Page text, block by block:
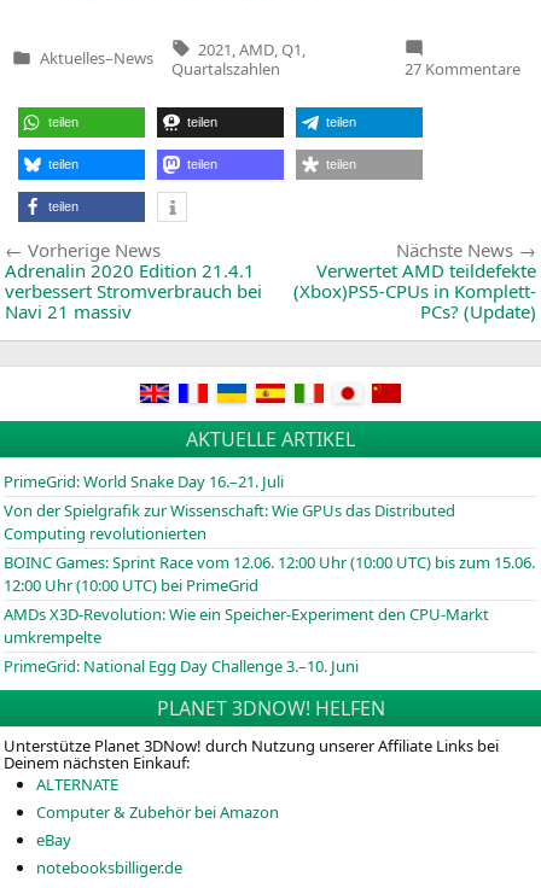
Veröffentlicht
Aktuelles–News
Tags:
2021 AMD Q1
Quartalszahlen
27 Kommentarezu
teilen teilen teilen
teilen teilen teilen
teilen
Beitragsnavigation
Vorherige NewsVorherige
News:
Adrenalin 2020 Edition 21.4.1
verbessert Stromverbrauch bei
Navi 21 massiv
Nächste News
Verwertet AMD teildefekte
(Xbox)PS5-CPUs in Komplett-
PCs? (Update)
AKTUELLE ARTIKEL
PrimeGrid: World Snake Day 16.–21. Juli
Von der Spielgrafik zur Wissenschaft: Wie GPUs das Distributed
Computing revolutionierten
BOINCGames: Sprint Race vom 12.06. 12:00 Uhr (10:00 UTC) bis zum 15.06.
12:00 Uhr (10:00 UTC) bei PrimeGrid
AMDs X3D-Revolution: Wie ein Speicher-Experiment den CPU-Markt
umkrempelte
PrimeGrid: National Egg Day Challenge 3.–10. Juni
PLANET 3DNOW! HELFEN
Unterstütze Planet 3DNow! durch Nutzung unserer Affiliate Links bei
Deinem nächsten Einkauf:
ALTERNATE
Computer & Zubehör bei Amazon
eBay
notebooksbilliger.de